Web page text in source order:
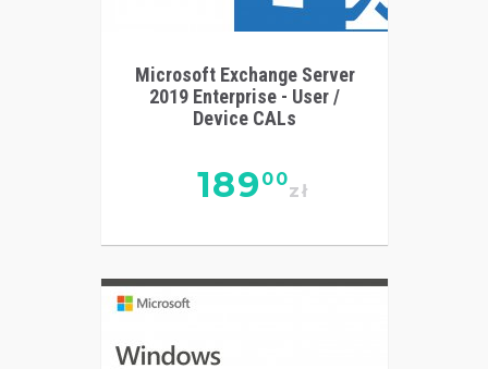
Microsoft Exchange Server
2019 Enterprise - User /
Device CALs
189 00
zł